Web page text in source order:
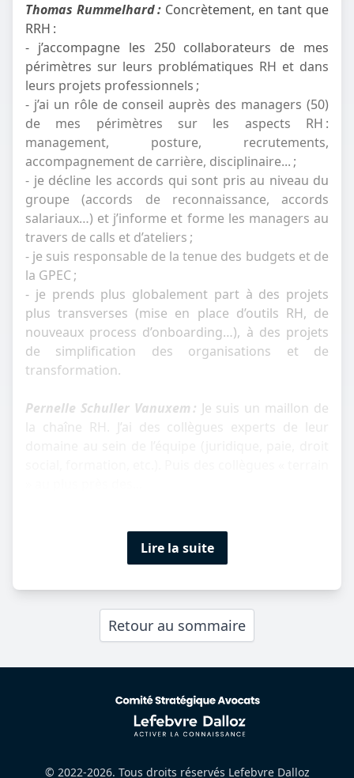
Thomas Rummelhard : Concrètement, en tant que
RRH :
- j’accompagne les 250 collaborateurs de mes
périmètres sur leurs problématiques RH et dans
leurs projets professionnels ;
- j’ai un rôle de conseil auprès des managers (50)
de mes périmètres sur les aspects RH :
management, posture, recrutements,
accompagnement de carrière, disciplinaire... ;
- je décline les accords qui sont pris au niveau du
groupe (accords de reconnaissance, accords
salariaux…) et j’informe et forme les managers au
travers de calls et d’ateliers ;
- je suis responsable de la tenue des budgets et de
la GPEC ;
- je prends plus globalement part à des projets
plus transverses (mise en place d’outils RH, de
nouveaux process d’onboarding…), à des projets
de simplification des organisations et de
transformation.
Pernelle Schuller Vanuxem : Je suis un maillon de
la chaîne RH. J’ai des collègues experts de leur
Lire la suite
Retour au sommaire
© 2022-2026. Tous droits réservés Lefebvre Dalloz